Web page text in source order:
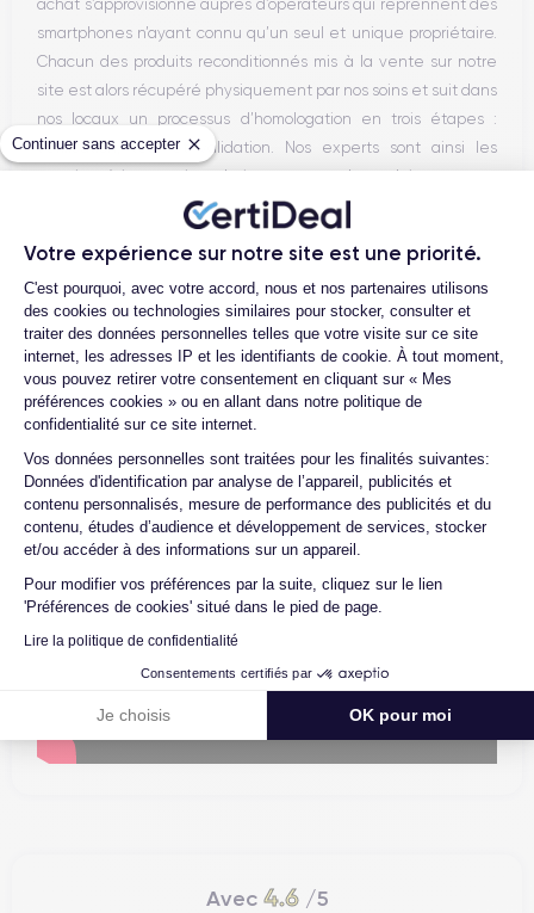
Continuer sans accepter
Votre expérience sur notre site est une priorité.
Plateforme de Gestion du
C'est pourquoi, avec votre accord, nous et nos partenaires utilisons
des cookies ou technologies similaires pour stocker, consulter et
traiter des données personnelles telles que votre visite sur ce site
internet, les adresses IP et les identifiants de cookie. À tout moment,
vous pouvez retirer votre consentement en cliquant sur « Mes
préférences cookies » ou en allant dans notre politique de
confidentialité sur ce site internet.
Vos données personnelles sont traitées pour les finalités suivantes:
Données d'identification par analyse de l’appareil, publicités et
contenu personnalisés, mesure de performance des publicités et du
contenu, études d’audience et développement de services, stocker
et/ou accéder à des informations sur un appareil.
Pour modifier vos préférences par la suite, cliquez sur le lien
'Préférences de cookies' situé dans le pied de page.
Lire la politique de confidentialité
Consentements certifiés par
Je choisis OK pour moi
Axeptio consent
achat s’approvisionne auprès d’opérateurs qui reprennent des
smartphones n’ayant connu qu’un seul et unique propriétaire.
Chacun des produits reconditionnés mis à la vente sur notre
site est alors récupéré physiquement par nos soins et suit dans
nos locaux un processus d’homologation en trois étapes :
vérification, test et validation. Nos experts sont ainsi les
premiers à intervenir techniquement sur le produit, que nous
reconditionnons nous-mêmes en interne, sans autre
intermédiaire. C’est l’assurance pour nos clients d’acheter un
téléphone en toute confiance, reconditionné en France,
accompagné d’une garantie de 30 mois et d’un service après-
vente en contact continu avec nos experts techniques.
Parcours d'un Smartphone
Avec 4.6/5